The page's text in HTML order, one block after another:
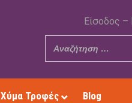
Είσοδος –
Χύμα Τροφές Blog